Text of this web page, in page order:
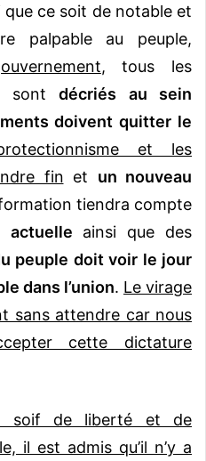
ce soit de notable et
palpable au peuple,
, tous les
sontdécriés au sein
doivent quitter le
et les
fin et un nouveau
tiendra compte
actuelle ainsi que des
peuple doit voir le jour
dans l’union. Le virage
sans attendre car nous
cette dictature
soif de liberté et de
il est admis qu’il n’y a